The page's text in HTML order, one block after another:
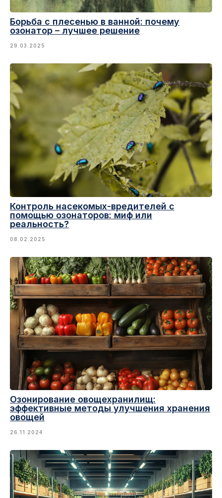
Борьба с плесенью в ванной: почему
озонатор – лучшее решение
29.03.2025
Контроль насекомых-вредителей с
помощью озонаторов: миф или
реальность?
08.02.2025
Озонирование овощехранилищ:
эффективные методы улучшения хранения
овощей
26.11.2024
OTRIDAR © 2020-2025